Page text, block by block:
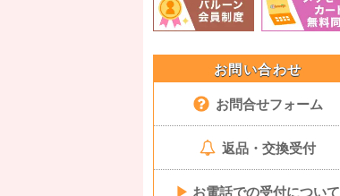
お問い合わせ
お問合せフォーム
返品・交換受付
▶ お電話での受付について